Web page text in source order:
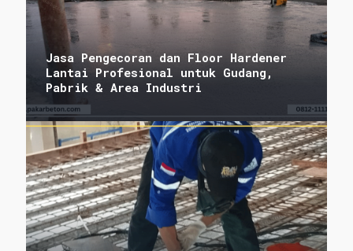
Jasa Pengecoran dan Floor Hardener
Lantai Profesional untuk Gudang,
Pabrik & Area Industri